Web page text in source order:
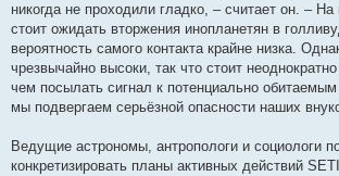
никогда не проходили гладко, – считает он. –
стоит ожидать вторжения инопланетян в
вероятность самого контакта крайне низка.
чрезвычайно высоки, так что стоит
чем посылать сигнал к потенциально
мы подвергаем серьёзной опасности наших
Ведущие астрономы, антропологи и социологи
конкретизировать планы активных действий